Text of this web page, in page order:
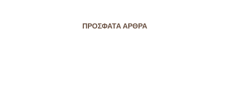
ΠΡΌΣΦΑΤΑ ΆΡΘΡΑ